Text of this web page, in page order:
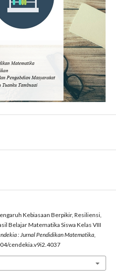
Kebiasaan Berpikir, Resiliensi,
Belajar Matematika Siswa Kelas VIII
: Jurnal Pendidikan Matematika,
cendekia.v9i2.4037